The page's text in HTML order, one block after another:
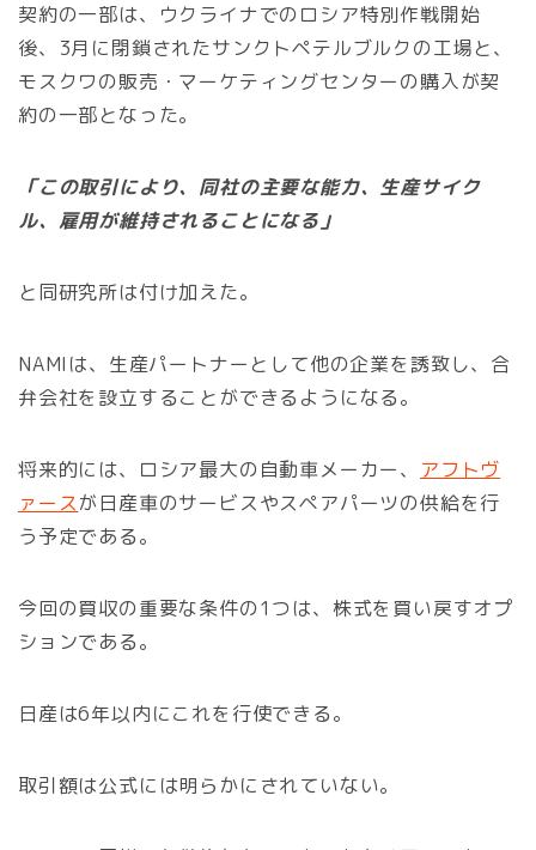
契約の一部は、ウクライナでのロシア特別作戦開始
後、3月に閉鎖されたサンクトペテルブルクの工場と、
モスクワの販売・マーケティングセンターの購入が契
約の一部となった。
「この取引により、同社の主要な能力、生産サイク
ル、雇用が維持されることになる」
と同研究所は付け加えた。
NAMIは、生産パートナーとして他の企業を誘致し、合
弁会社を設立することができるようになる。
将来的には、ロシア最大の自動車メーカー、 アフトヴ
ァースが日産車のサービスやスペアパーツの供給を行
う予定である。
今回の買収の重要な条件の1つは、株式を買い戻すオプ
ションである。
日産は6年以内にこれを行使できる。
取引額は公式には明らかにされていない。